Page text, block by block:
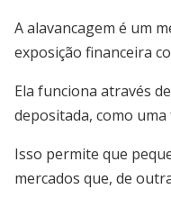
A alavancagem é um
exposição financeira
Ela funciona através
depositada, como
Isso permite que
mercados que, de